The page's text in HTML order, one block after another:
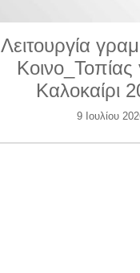
Λειτουργία
Κοινο_Τοπίας
Καλοκαίρι
9 Ιουλίου